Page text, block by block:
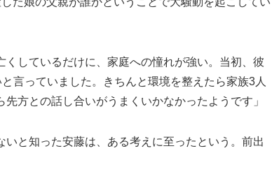
くしているだけに、家庭への憧れが強い。当初、彼
言っていました。きちんと環境を整えたら家族3人
方との話し合いがうまくいかなかったようです」
と知った安藤は、ある考えに至ったという。前出